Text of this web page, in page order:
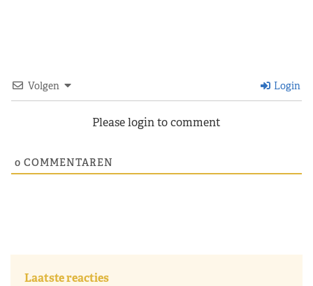
Volgen Login
Please login to comment
0 COMMENTAREN
Laatste reacties